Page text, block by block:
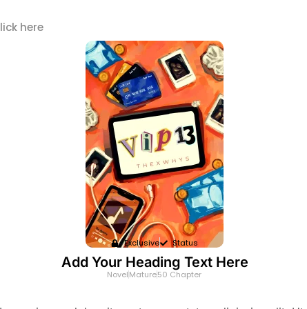
here
Exclusive Status
Add Your Heading Text Here
NovelMature50 Chapter